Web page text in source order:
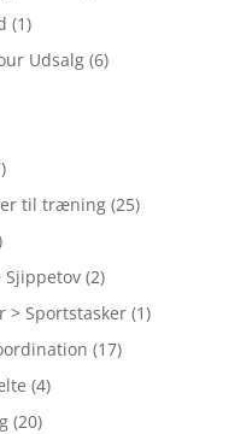
(1)
Udsalg (6)
til træning (25)
Sjippetov (2)
> Sportstasker (1)
(17)
(4)
(20)